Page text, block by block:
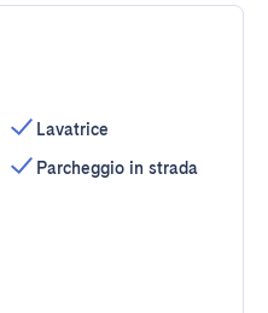
Lavatrice
Parcheggio in strada